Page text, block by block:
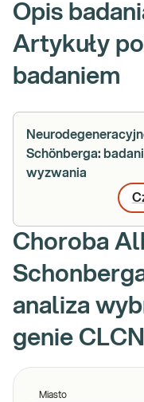
Opis
Artykuły
badaniem
Schönberga:
wyzwania
Choroba
analiza
genie
Miasto